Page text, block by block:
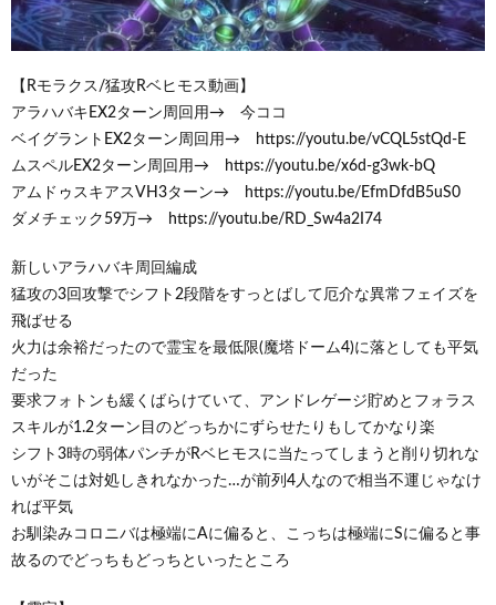
【Rモラクス/猛攻Rベヒモス動画】
アラハバキEX2ターン周回用→ 今ココ
ベイグラントEX2ターン周回用→ https://youtu.be/vCQL5stQd-E
ムスペルEX2ターン周回用→ https://youtu.be/x6d-g3wk-bQ
アムドゥスキアスVH3ターン→ https://youtu.be/EfmDfdB5uS0
ダメチェック59万→ https://youtu.be/RD_Sw4a2I74
新しいアラハバキ周回編成
猛攻の3回攻撃でシフト2段階をすっとばして厄介な異常フェイズを
飛ばせる
火力は余裕だったので霊宝を最低限(魔塔ドーム4)に落としても平気
だった
要求フォトンも緩くばらけていて、アンドレゲージ貯めとフォラス
スキルが1.2ターン目のどっちかにずらせたりもしてかなり楽
シフト3時の弱体パンチがRベヒモスに当たってしまうと削り切れな
いがそこは対処しきれなかった…が前列4人なので相当不運じゃなけ
れば平気
お馴染みコロニバは極端にAに偏ると、こっちは極端にSに偏ると事
故るのでどっちもどっちといったところ